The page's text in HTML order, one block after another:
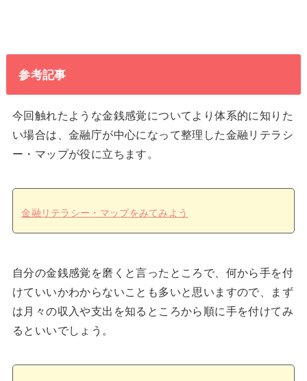
参考記事
今回触れたような金銭感覚についてより体系的に知りた
い場合は、金融庁が中心になって整理した金融リテラシ
ー・マップが役に立ちます。
金融リテラシー・マップをみてみよう
自分の金銭感覚を磨くと言ったところで、何から手を付
けていいかわからないことも多いと思いますので、まず
は月々の収入や支出を知るところから順に手を付けてみ
るといいでしょう。